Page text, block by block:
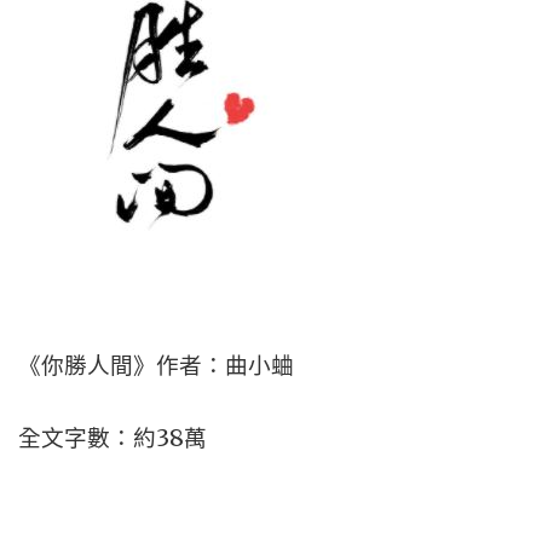
《你勝人間》作者：曲小蛐
全文字數：約38萬